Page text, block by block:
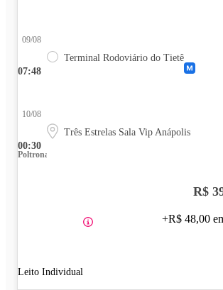
07:48
09/08
Terminal Rodoviário do Tietê
00:30
10/08
Três Estrelas Sala Vip Anápolis
Poltrona
Leito Individual
R$
+R$ 48,00